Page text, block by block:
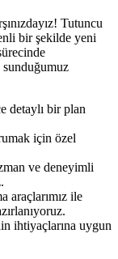
Tutuncu
bir şekilde yeni
sunduğumuz
detaylı bir plan
için özel
ve deneyimli
araçlarımız ile
ihtiyaçlarına uygun